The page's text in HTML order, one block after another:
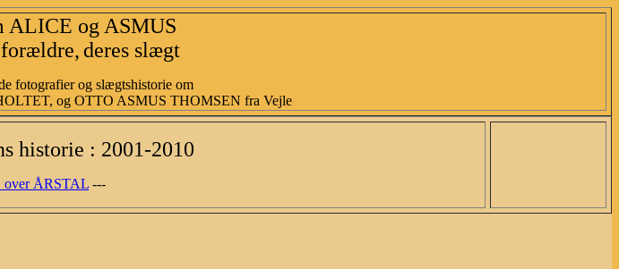
ALICE og ASMUS
deres slægt
fotografier og slægtshistorie om
og OTTO ASMUS THOMSEN fra Vejle
historie : 2001-2010
over ÅRSTAL ---